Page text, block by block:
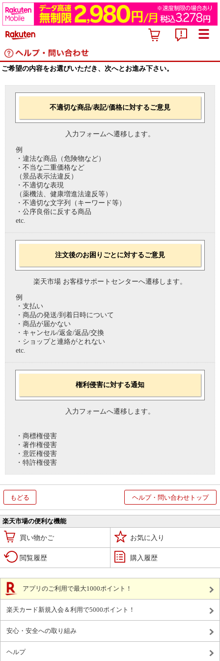
ご希望の内容をお選びいただき、次へとお進み下さい。
不適切な商品/表記/価格に対するご意見
入力フォームへ遷移します。
例
・違法な商品（危険物など）
・不当な二重価格など
（景品表示法違反）
・不適切な表現
（薬機法、健康増進法違反等）
・不適切な文字列（キーワード等）
・公序良俗に反する商品
etc.
注文後のお困りごとに対するご意見
楽天市場 お客様サポートセンターへ遷移します。
例
・支払い
・商品の発送/到着日時について
・商品が届かない
・キャンセル/返金/返品/交換
・ショップと連絡がとれない
etc.
権利侵害に対する通知
入力フォームへ遷移します。
・商標権侵害
・著作権侵害
・意匠権侵害
・特許権侵害
もどる ヘルプ・問い合わせトップ
楽天市場の便利な機能
買い物かご お気に入り
閲覧履歴 購入履歴
アプリのご利用で最大1000ポイント！
楽天カード新規入会＆利用で5000ポイント！
安心・安全への取り組み
ヘルプ